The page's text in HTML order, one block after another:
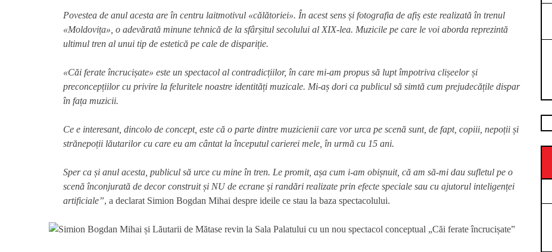
Povestea de anul acesta are în centru laitmotivul «călătoriei». În acest sens și fotografia de afiș este realizată în trenul
«Moldovița», o adevărată minune tehnică de la sfârșitul secolului al XIX-lea. Muzicile pe care le voi aborda reprezintă
ultimul tren al unui tip de estetică pe cale de dispariție.
«Căi ferate încrucișate» este un spectacol al contradicțiilor, în care mi-am propus să lupt împotriva clișeelor și
preconcepțiilor cu privire la feluritele noastre identități muzicale. Mi-aș dori ca publicul să simtă cum prejudecățile dispar
în fața muzicii.
Ce e interesant, dincolo de concept, este că o parte dintre muzicienii care vor urca pe scenă sunt, de fapt, copiii, nepoții și
strănepoții lăutarilor cu care eu am cântat la începutul carierei mele, în urmă cu 15 ani.
Sper ca și anul acesta, publicul să urce cu mine în tren. Le promit, așa cum i-am obișnuit, că am să-mi dau sufletul pe o
scenă înconjurată de decor construit și NU de ecrane și randări realizate prin efecte speciale sau cu ajutorul inteligenței
artificiale”, a declarat Simion Bogdan Mihai despre ideile ce stau la baza spectacolului.